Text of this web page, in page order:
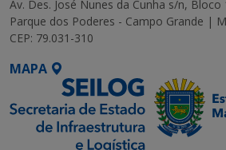
Av. Des. José Nunes da Cunha s/n, Bloco
Parque dos Poderes - Campo Grande |
CEP: 79.031-310
MAPA